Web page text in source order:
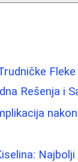
Rešenja i